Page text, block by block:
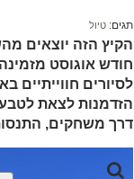
תגים: טיול
הקיץ הזה יוצאים
חודש אוגוסט
לסיורים חווייתיים
הזדמנות לצאת
דרך משחקים,